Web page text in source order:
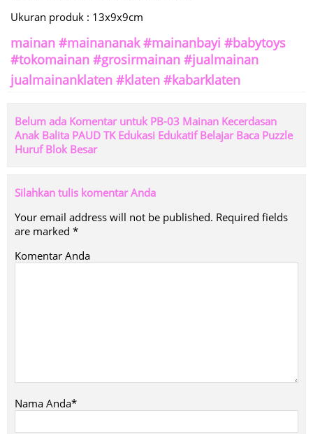
Ukuran produk : 13x9x9cm
mainan #mainananak #mainanbayi #babytoys
#tokomainan #grosirmainan #jualmainan
jualmainanklaten #klaten #kabarklaten
Belum ada Komentar untuk PB-03 Mainan Kecerdasan
Anak Balita PAUD TK Edukasi Edukatif Belajar Baca Puzzle
Huruf Blok Besar
Silahkan tulis komentar Anda
Your email address will not be published. Required fields
are marked *
Komentar Anda
Nama Anda*